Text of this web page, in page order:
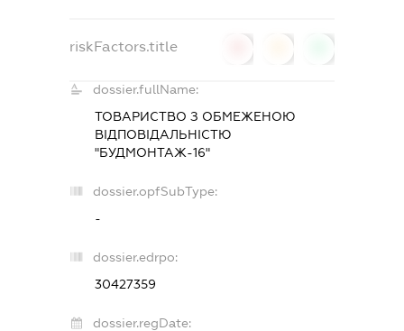
riskFactors.title
dossier.fullName:
ТОВАРИСТВО З ОБМЕЖЕНОЮ
ВІДПОВІДАЛЬНІСТЮ
"БУДМОНТАЖ-16"
dossier.opfSubType:
-
dossier.edrpo:
30427359
dossier.regDate: